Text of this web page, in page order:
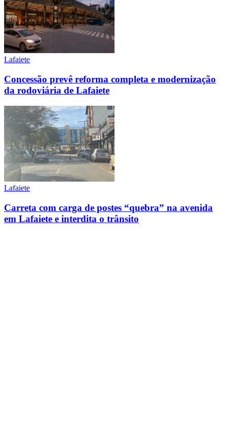
Lafaiete
Concessão prevê reforma completa e modernização
da rodoviária de Lafaiete
Lafaiete
Carreta com carga de postes “quebra” na avenida
em Lafaiete e interdita o trânsito